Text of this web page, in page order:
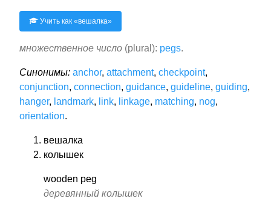
Учить как «вешалка»
множественное число (plural): pegs.
Синонимы: anchor, attachment, checkpoint,
conjunction, connection, guidance, guideline, guiding,
hanger, landmark, link, linkage, matching, nog,
orientation.
вешалка
колышек
wooden peg
деревянный колышек